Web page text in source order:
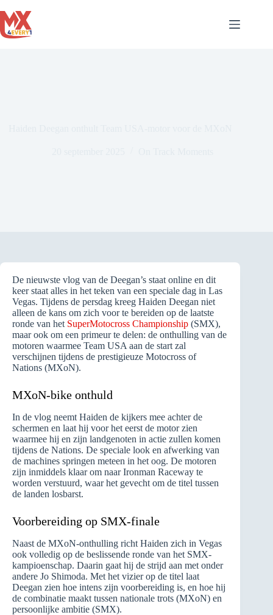
naar
de
inhoud
De nieuwste vlog van de Deegan’s staat online en dit
keer staat alles in het teken van een speciale dag in Las
Vegas. Tijdens de persdag kreeg Haiden Deegan niet
alleen de kans om zich voor te bereiden op de laatste
ronde van het SuperMotocross Championship (SMX),
maar ook om een primeur te delen: de onthulling van de
motoren waarmee Team USA aan de start zal
verschijnen tijdens de prestigieuze Motocross of
Nations (MXoN).
MXoN-bike onthuld
In de vlog neemt Haiden de kijkers mee achter de
schermen en laat hij voor het eerst de motor zien
waarmee hij en zijn landgenoten in actie zullen komen
tijdens de Nations. De speciale look en afwerking van
de machines springen meteen in het oog. De motoren
zijn inmiddels klaar om naar Ironman Raceway te
worden verstuurd, waar het gevecht om de titel tussen
de landen losbarst.
Voorbereiding op SMX-finale
Naast de MXoN-onthulling richt Haiden zich in Vegas
ook volledig op de beslissende ronde van het SMX-
kampioenschap. Daarin gaat hij de strijd aan met onder
andere Jo Shimoda. Met het vizier op de titel laat
Deegan zien hoe intens zijn voorbereiding is, en hoe hij
de combinatie maakt tussen nationale trots (MXoN) en
persoonlijke ambitie (SMX).